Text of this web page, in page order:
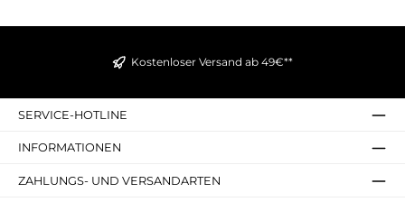
Kostenloser Versand ab 49€**
SERVICE-HOTLINE
INFORMATIONEN
ZAHLUNGS- UND VERSANDARTEN